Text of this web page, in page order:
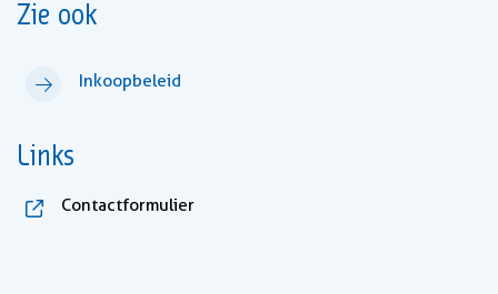
Zie ook
Inkoopbeleid
Links
Contactformulier, opent in nieuw tabblad